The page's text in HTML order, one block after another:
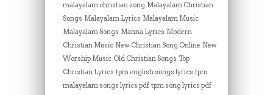
malayalam christian song Malayalam Christian
Songs Malayalam Lyrics Malayalam Music
Malayalam Songs Manna Lyrics Modern
Christian Music New Christian Song Online New
Worship Music Old Christian Songs Top
Christian Lyrics tpm english songs lyrics tpm
malayalam songs lyrics pdf tpm song lyrics pdf